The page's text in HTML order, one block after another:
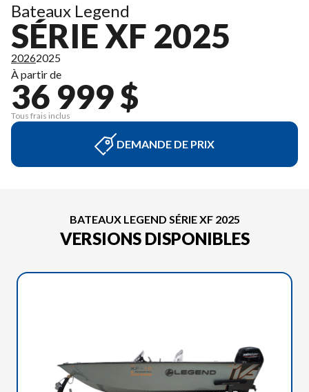
Bateaux Legend
SÉRIE XF 2025
20262025
À partir de
36 999 $
Tous frais inclus
DEMANDE DE PRIX
BATEAUX LEGEND SÉRIE XF 2025
VERSIONS DISPONIBLES